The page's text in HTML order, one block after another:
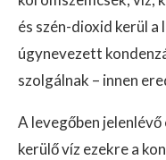
és szén-dioxid kerül a
úgynevezett
szolgálnak – innen
A levegőben jelenlévő
kerülő víz ezekre a